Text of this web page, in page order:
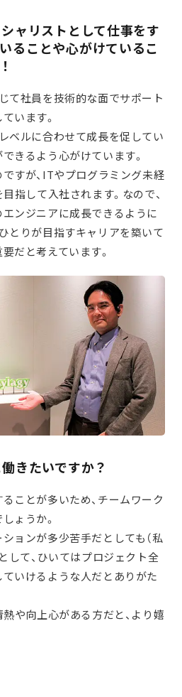
ャリストとして仕事をす
ることや心がけているこ
て社員を技術的な面でサポート
います。
ベルに合わせて成長を促してい
きるよう心がけています。
すが、ITやプログラミング未経
指して入社されます。なので、
ンジニアに成長できるように
とりが目指すキャリアを築いて
だと考えています。
きたいですか？
ことが多いため、チームワーク
ょうか。
ョンが多少苦手だとしても（私
して、ひいてはプロジェクト全
いけるような人だとありがた
や向上心がある方だと、より嬉